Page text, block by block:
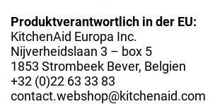
Produktverantwortlich in der EU:
KitchenAid Europa Inc.
Nijverheidslaan 3 – box 5
1853 Strombeek Bever, Belgien
+32 (0)22 63 33 83
contact.webshop@kitchenaid.com